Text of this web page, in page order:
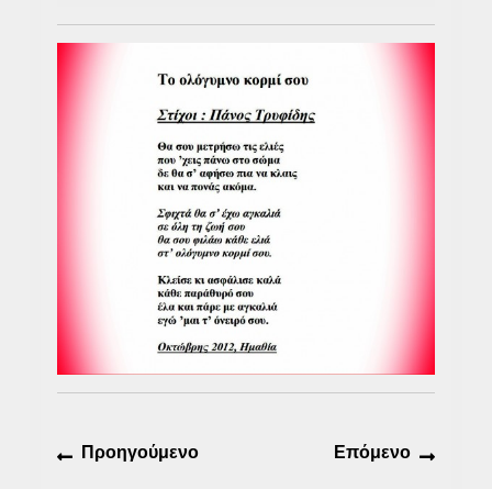
Πλοήγηση
άρθρων
ΠροηγούμενοΠροηγούμενο
Επόμενο